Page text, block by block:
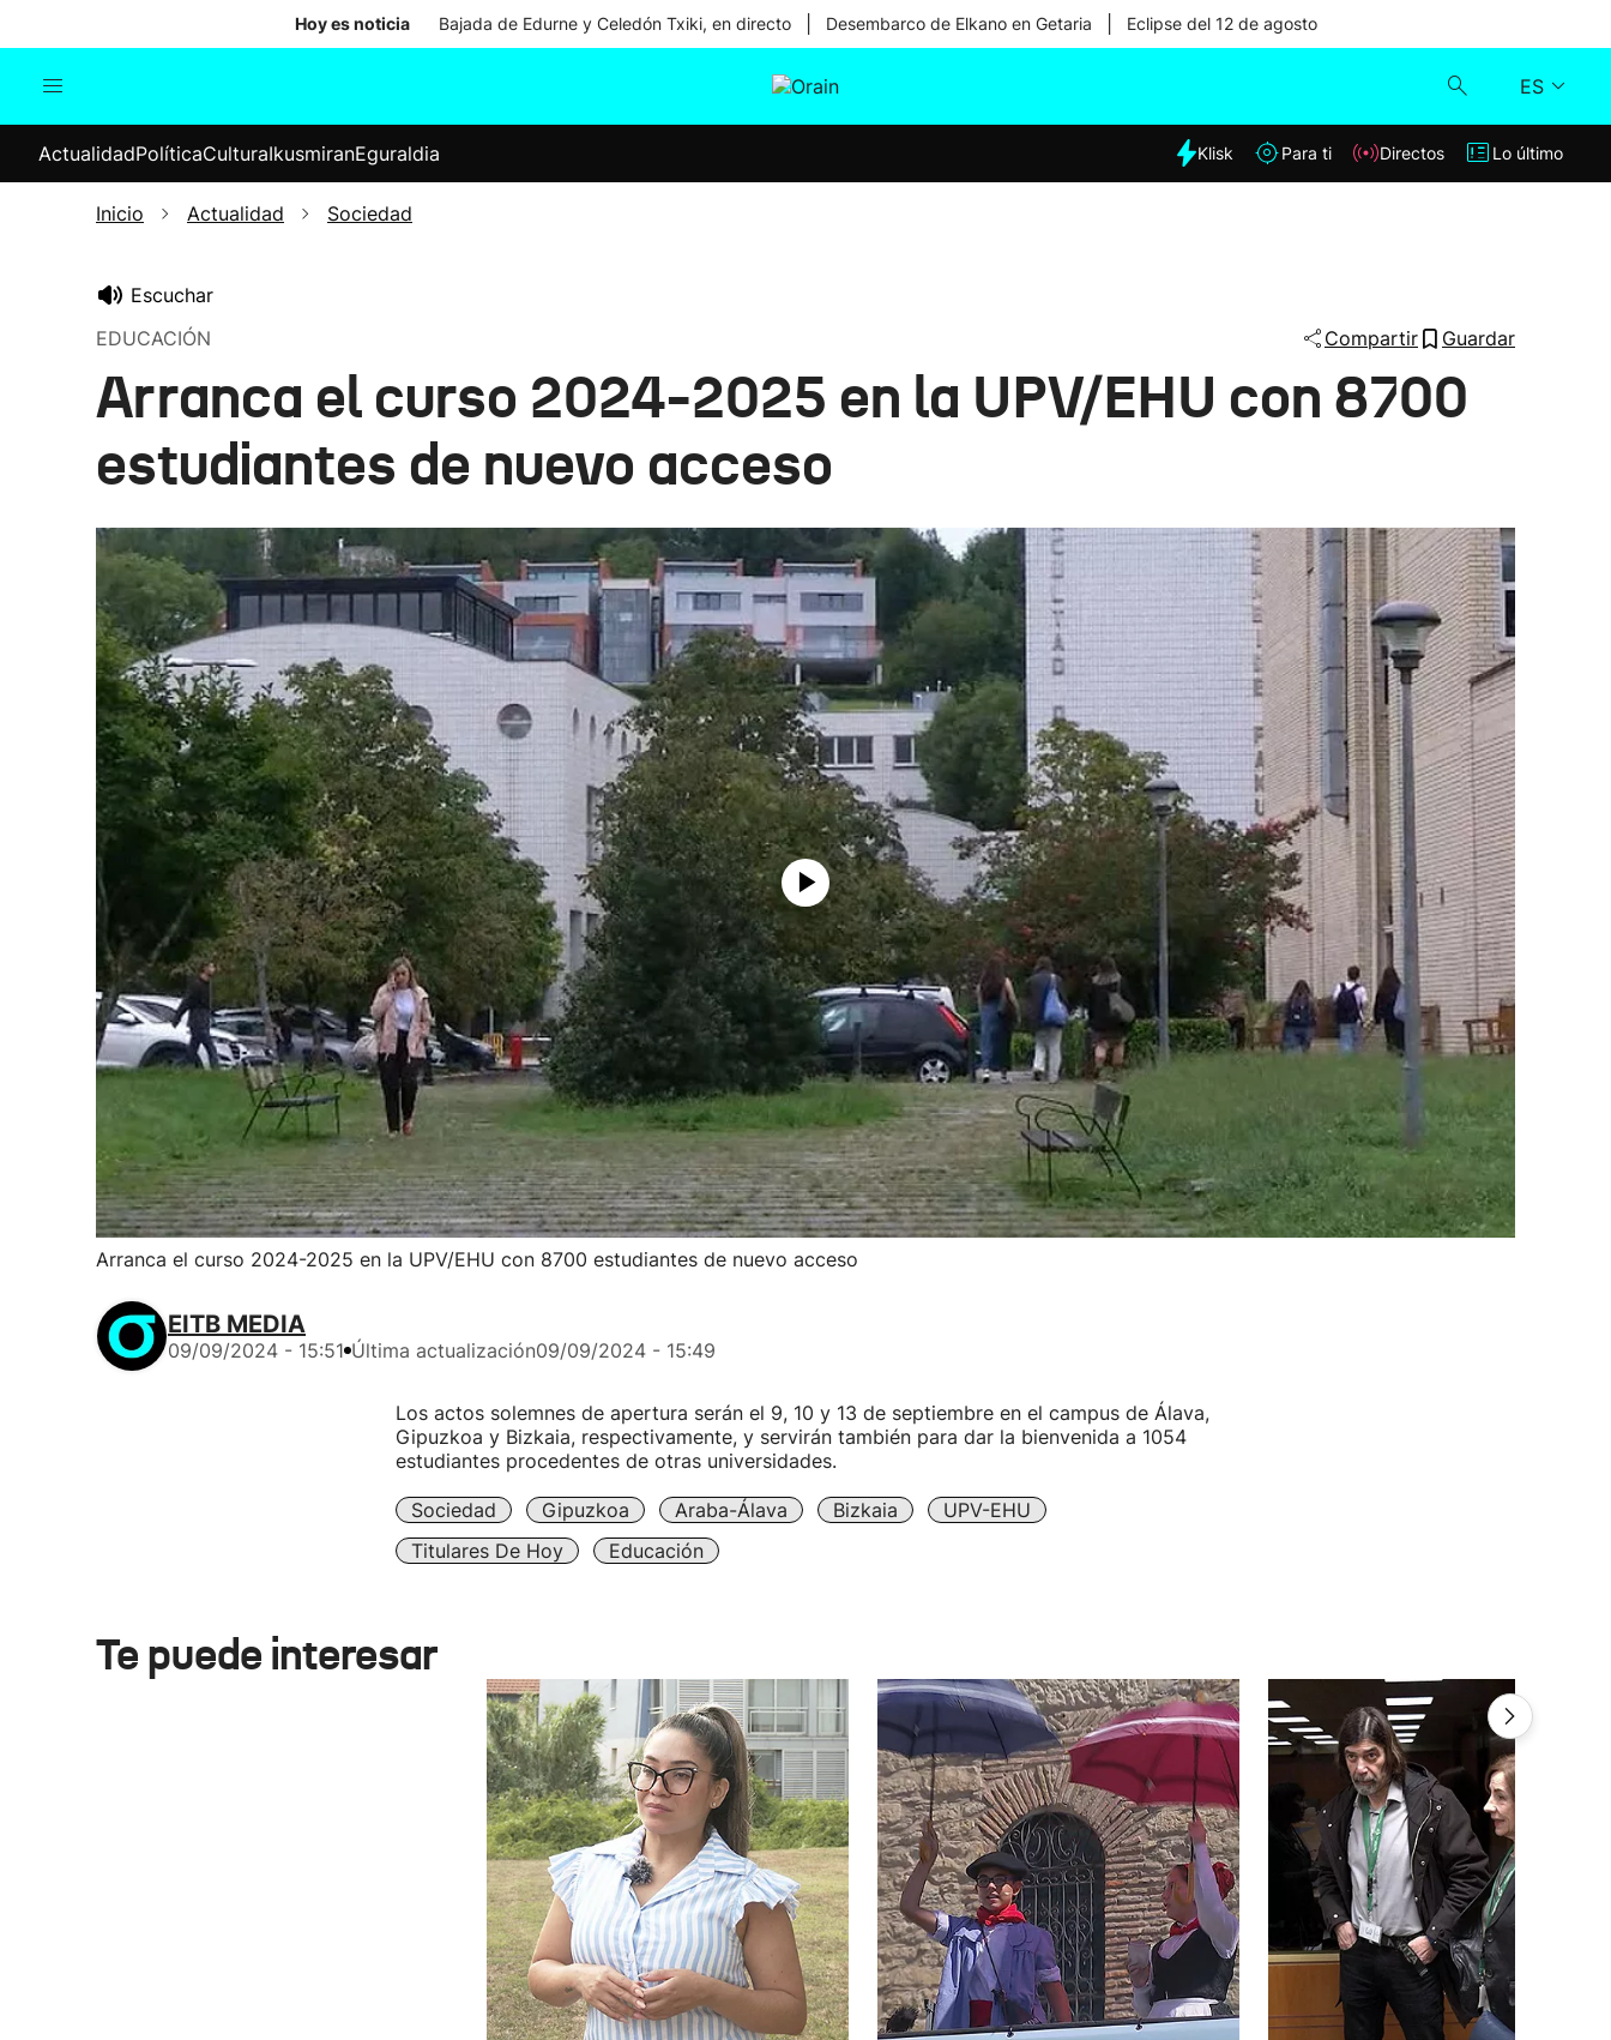
Hoy es noticia Bajada de Edurne y Celedón Txiki, en directo Desembarco de Elkano en Getaria Eclipse del 12 de agosto
ES
Internacional
Elecciones
Klisk
Lo último
ActualidadPolíticaCulturaIkusmiranEguraldia Klisk Para ti Directos Lo último
Inicio Actualidad Sociedad
Escuchar
EDUCACIÓN
Compartir Guardar
Arranca el curso 2024-2025 en la UPV/EHU con 8700
estudiantes de nuevo acceso
Arranca el curso 2024-2025 en la UPV/EHU con 8700 estudiantes de nuevo acceso
EITB MEDIA
09/09/2024 - 15:51 Última actualización09/09/2024 - 15:49
Los actos solemnes de apertura serán el 9, 10 y 13 de septiembre en el campus de Álava,
Gipuzkoa y Bizkaia, respectivamente, y servirán también para dar la bienvenida a 1054
estudiantes procedentes de otras universidades.
Sociedad Gipuzkoa Araba-Álava Bizkaia
UPV-EHU
Titulares De Hoy
Educación
Te puede interesar